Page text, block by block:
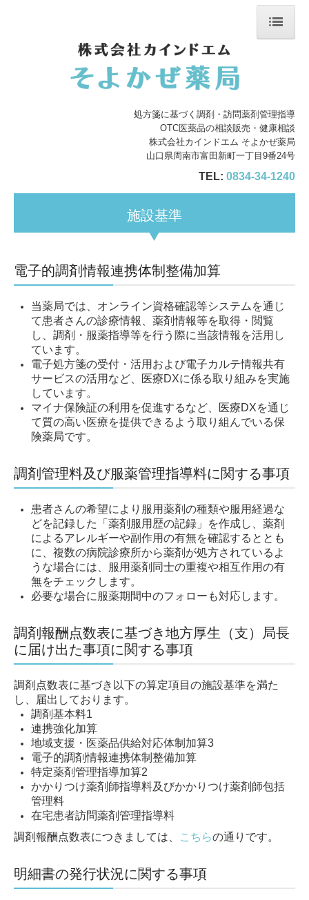
処方箋に基づく調剤・訪問薬剤管理指導
OTC医薬品の相談販売・健康相談
株式会社カインドエム そよかぜ薬局
山口県周南市富田新町一丁目9番24号
TEL: 0834-34-1240
施設基準
電子的調剤情報連携体制整備加算
当薬局では、オンライン資格確認等システムを通じ
て患者さんの診療情報、薬剤情報等を取得・閲覧
し、調剤・服薬指導等を行う際に当該情報を活用し
ています。
電子処方箋の受付・活用および電子カルテ情報共有
サービスの活用など、医療DXに係る取り組みを実施
しています。
マイナ保険証の利用を促進するなど、医療DXを通じ
て質の高い医療を提供できるよう取り組んでいる保
険薬局です。
調剤管理料及び服薬管理指導料に関する事項
患者さんの希望により服用薬剤の種類や服用経過な
どを記録した「薬剤服用歴の記録」を作成し、 薬剤
によるアレルギーや副作用の有無を確認するととも
に、複数の病院診療所から薬剤が処方されているよ
うな場合には、服用薬剤同士の重複や相互作用の有
無をチェックします。
必要な場合に服薬期間中のフォローも対応します。
調剤報酬点数表に基づき地方厚生（支）局長
に届け出た事項に関する事項
調剤点数表に基づき以下の算定項目の施設基準を満た
し、届出しております。
調剤基本料1
連携強化加算
地域支援・医薬品供給対応体制加算3
電子的調剤情報連携体制整備加算
特定薬剤管理指導加算2
かかりつけ薬剤師指導料及びかかりつけ薬剤師包括
管理料
在宅患者訪問薬剤管理指導料
調剤報酬点数表につきましては、
こちらの通りです。
明細書の発行状況に関する事項